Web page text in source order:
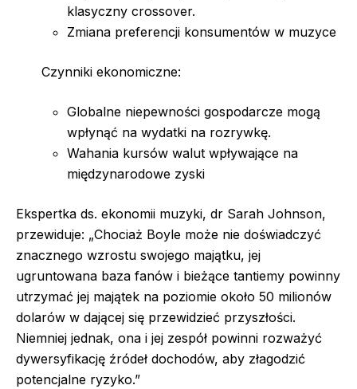
klasyczny crossover.
Zmiana preferencji konsumentów w muzyce
Czynniki ekonomiczne:
Globalne niepewności gospodarcze mogą
wpłynąć na wydatki na rozrywkę.
Wahania kursów walut wpływające na
międzynarodowe zyski
Ekspertka ds. ekonomii muzyki, dr Sarah Johnson,
przewiduje: „Chociaż Boyle może nie doświadczyć
znacznego wzrostu swojego majątku, jej
ugruntowana baza fanów i bieżące tantiemy powinny
utrzymać jej majątek na poziomie około 50 milionów
dolarów w dającej się przewidzieć przyszłości.
Niemniej jednak, ona i jej zespół powinni rozważyć
dywersyfikację źródeł dochodów, aby złagodzić
potencjalne ryzyko.”